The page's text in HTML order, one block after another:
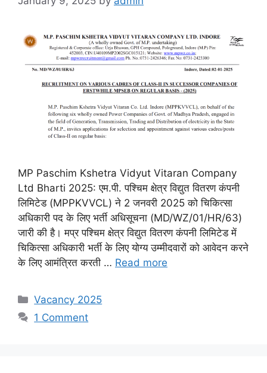
MP Paschim Kshetra Vidyut Vitaran Company
Ltd Bharti 2025: एम.पी. पश्चिम क्षेत्र विद्युत वितरण कंपनी
लिमिटेड (MPPKVVCL) ने 2 जनवरी 2025 को चिकित्सा
अधिकारी पद के लिए भर्ती अधिसूचना (MD/WZ/01/HR/63)
जारी की है। मप्र पश्चिम क्षेत्र विद्युत वितरण कंपनी लिमिटेड में
चिकित्सा अधिकारी भर्ती के लिए योग्य उम्मीदवारों को आवेदन करने
के लिए आमंत्रित करती … Read more
Categories
Vacancy 2025
1 Comment